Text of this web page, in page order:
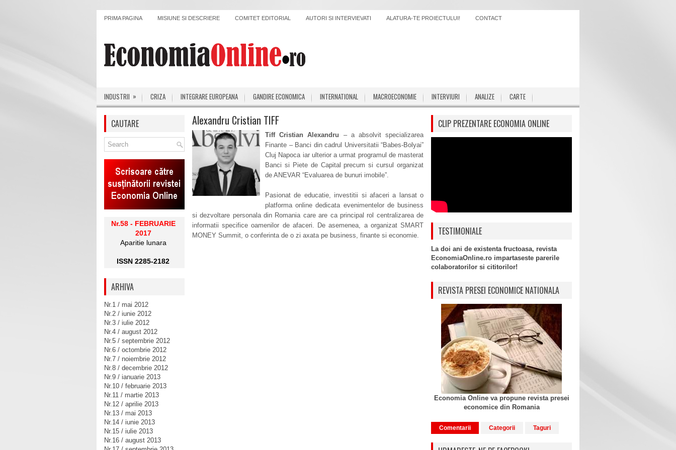
PRIMA PAGINA MISIUNE SI DESCRIERE COMITET EDITORIAL AUTORI SI INTERVIEVATI ALATURA-TE PROIECTULUI! CONTACT
INDUSTRII » CRIZA INTEGRARE EUROPEANA GANDIRE ECONOMICA INTERNATIONAL MACROECONOMIE INTERVIURI ANALIZE CARTE
Alexandru Cristian TIFF
Tiff Cristian Alexandru – a absolvit specializarea
Finante – Banci din cadrul Universitatii “Babes-Bolyai”
Cluj Napoca iar ulterior a urmat programul de masterat
Banci si Piete de Capital precum si cursul organizat
de ANEVAR “Evaluarea de bunuri imobile”.
Pasionat de educatie, investitii si afaceri a lansat o
platforma online dedicata evenimentelor de business
si dezvoltare personala din Romania care are ca principal rol centralizarea de
informatii specifice oamenilor de afaceri. De asemenea, a organizat SMART
MONEY Summit, o conferinta de o zi axata pe business, finante si economie.
CAUTARE
Nr.58 - FEBRUARIE
2017
Aparitie lunara
ISSN 2285-2182
ARHIVA
Nr.1 / mai 2012
Nr.2 / iunie 2012
Nr.3 / iulie 2012
Nr.4 / august 2012
Nr.5 / septembrie 2012
Nr.6 / octombrie 2012
Nr.7 / noiembrie 2012
Nr.8 / decembrie 2012
Nr.9 / ianuarie 2013
Nr.10 / februarie 2013
Nr.11 / martie 2013
Nr.12 / aprilie 2013
Nr.13 / mai 2013
Nr.14 / iunie 2013
Nr.15 / iulie 2013
Nr.16 / august 2013
CLIP PREZENTARE ECONOMIA ONLINE
TESTIMONIALE
La doi ani de existenta fructoasa, revista
EconomiaOnline.ro impartaseste parerile
colaboratorilor si cititorilor!
REVISTA PRESEI ECONOMICE NATIONALA
Economia Online va propune revista presei
economice din Romania
Comentarii Categorii Taguri